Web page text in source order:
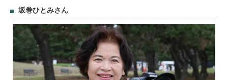
坂巻ひとみさん